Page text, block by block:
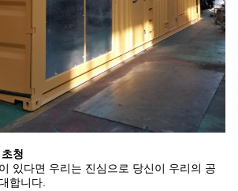
청
있다면 우리는 진심으로 당신이 우리의 공
합니다.